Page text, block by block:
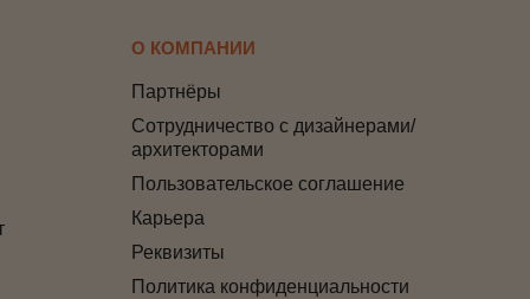
О КОМПАНИИ
Партнёры
Сотрудничество с дизайнерами/
архитекторами
Пользовательское соглашение
Карьера
Реквизиты
Политика конфиденциальности